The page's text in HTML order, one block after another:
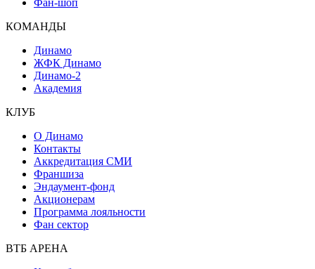
КОМАНДЫ
Динамо
ЖФК Динамо
Динамо-2
Академия
КЛУБ
О Динамо
Контакты
Аккредитация СМИ
Франшиза
Эндаумент-фонд
Акционерам
Программа лояльности
Фан сектор
ВТБ АРЕНА